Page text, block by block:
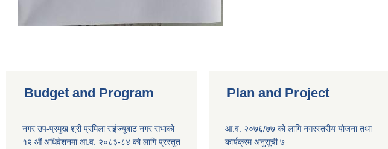
Budget and Program
नगर उप-प्रमुख श्री प्रमिला राईज्यूबाट नगर सभाको
१२ ‍औं अधिवेशनमा आ.व. २०८३-८४ को लागि प्रस्तुत
Plan and Project
आ.व. २०७६/७७ को लागि नगरस्तरीय योजना तथा
कार्यक्रम अनुसूची ७